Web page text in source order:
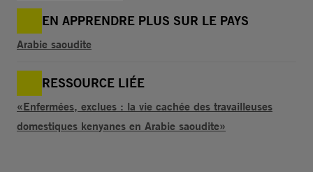
EN APPRENDRE PLUS SUR LE PAYS
Arabie saoudite
RESSOURCE LIÉE
«Enfermées, exclues : la vie cachée des travailleuses
domestiques kenyanes en Arabie saoudite»